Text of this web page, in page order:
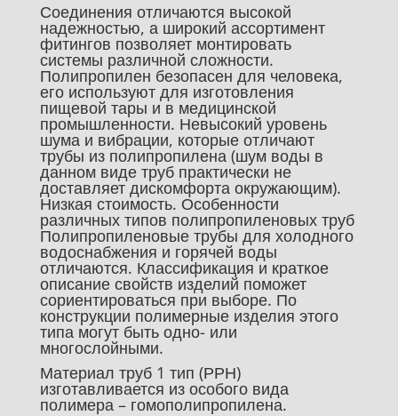
Соединения отличаются высокой
надежностью, а широкий ассортимент
фитингов позволяет монтировать
системы различной сложности.
Полипропилен безопасен для человека,
его используют для изготовления
пищевой тары и в медицинской
промышленности. Невысокий уровень
шума и вибрации, которые отличают
трубы из полипропилена (шум воды в
данном виде труб практически не
доставляет дискомфорта окружающим).
Низкая стоимость. Особенности
различных типов полипропиленовых труб
Полипропиленовые трубы для холодного
водоснабжения и горячей воды
отличаются. Классификация и краткое
описание свойств изделий поможет
сориентироваться при выборе. По
конструкции полимерные изделия этого
типа могут быть одно- или
многослойными.
Материал труб 1 тип (РРН)
изготавливается из особого вида
полимера – гомополипропилена.